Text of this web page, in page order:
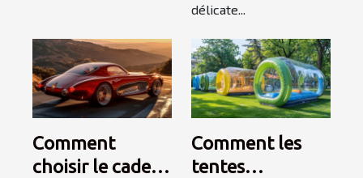
délicate...
Comment
choisir le cadeau
Comment les
tentes